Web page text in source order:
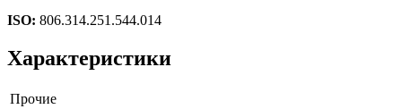
ISO: 806.314.251.544.014
Характеристики
Прочие